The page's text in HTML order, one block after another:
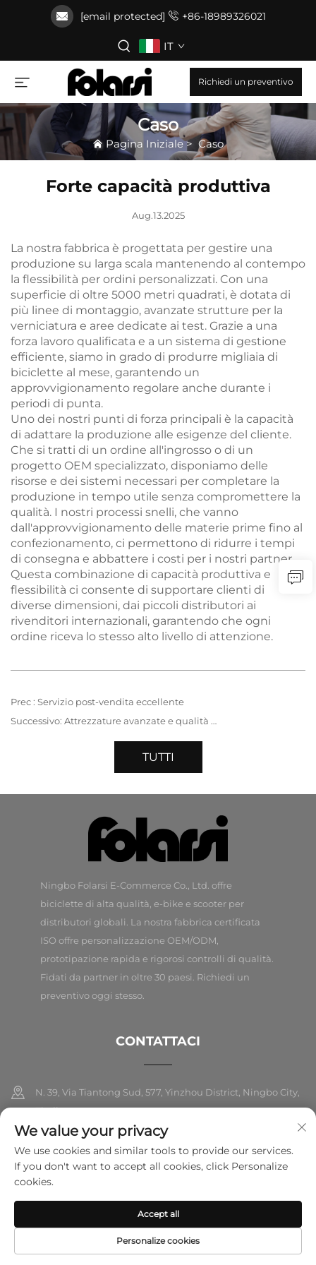
[email protected] +86-18989326021
IT
Richiedi un preventivo
Caso
Pagina Iniziale> Caso
Forte capacità produttiva
Aug.13.2025
La nostra fabbrica è progettata per gestire una
produzione su larga scala mantenendo al contempo
la flessibilità per ordini personalizzati. Con una
superficie di oltre 5000 metri quadrati, è dotata di
più linee di montaggio, avanzate strutture per la
verniciatura e aree dedicate ai test. Grazie a una
forza lavoro qualificata e a un sistema di gestione
efficiente, siamo in grado di produrre migliaia di
biciclette al mese, garantendo un
approvvigionamento regolare anche durante i
periodi di punta.
Uno dei nostri punti di forza principali è la capacità
di adattare la produzione alle esigenze del cliente.
Che si tratti di un ordine all'ingrosso o di un
progetto OEM specializzato, disponiamo delle
risorse e dei sistemi necessari per completare la
produzione in tempo utile senza compromettere la
qualità. I nostri processi snelli, che vanno
dall'approvvigionamento delle materie prime fino al
confezionamento, ci permettono di ridurre i tempi
di consegna e abbattere i costi per i nostri partner.
Questa combinazione di capacità produttiva e
flessibilità ci consente di supportare clienti di
diverse dimensioni, dai piccoli distributori ai
rivenditori internazionali, garantendo che ogni
ordine riceva lo stesso alto livello di attenzione.
Prec : Servizio post-vendita eccellente
Successivo: Attrezzature avanzate e qualità affidabile
TUTTI
Ningbo Folarsi E-Commerce Co., Ltd. offre
biciclette di alta qualità, e-bike e scooter per
distributori globali. La nostra fabbrica certificata
ISO offre personalizzazione OEM/ODM,
prototipazione rapida e rigorosi controlli di qualità.
Fidati da partner in oltre 30 paesi. Richiedi un
preventivo oggi stesso.
CONTATTACI
N. 39, Via Tiantong Sud, 577, Yinzhou District, Ningbo City,
Zhejiang
+86-18989326021
[email protected]
Copyright © 2026 Ningbo Folarsi E-Commerce Co., Ltd. Tutti i diritti
riservati. Informativa sulla privacy
We value your privacy
We use cookies and similar tools to provide our services.
If you don't want to accept all cookies, click Personalize
cookies.
Personalize cookies
Accept all